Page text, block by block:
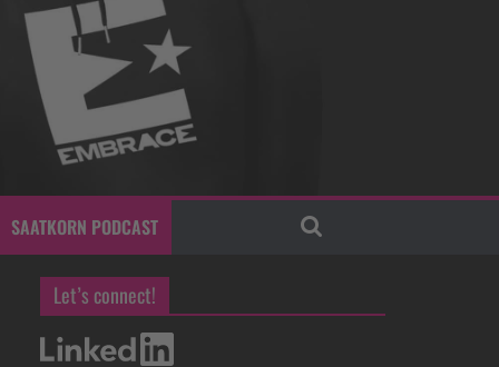
SAATKORN PODCAST
Let’s connect!